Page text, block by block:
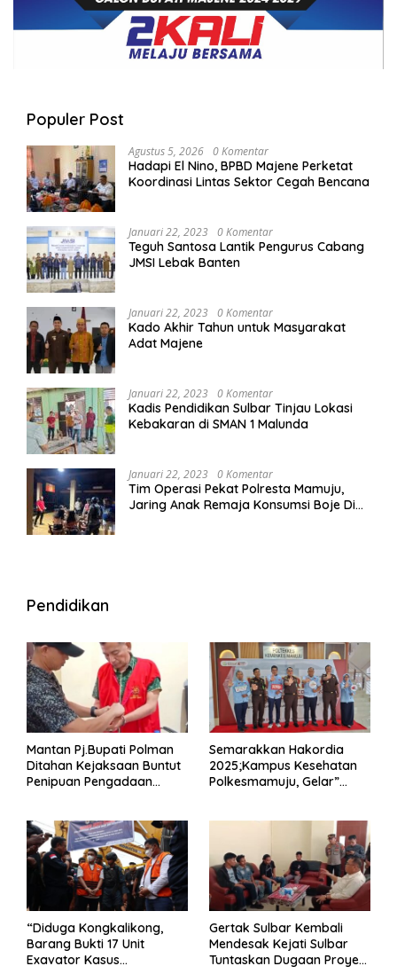
Populer Post
Agustus 5, 2026 0 Komentar
Hadapi El Nino, BPBD Majene Perketat
Koordinasi Lintas Sektor Cegah Bencana
Januari 22, 2023 0 Komentar
Teguh Santosa Lantik Pengurus Cabang
JMSI Lebak Banten
Januari 22, 2023 0 Komentar
Kado Akhir Tahun untuk Masyarakat
Adat Majene
Januari 22, 2023 0 Komentar
Kadis Pendidikan Sulbar Tinjau Lokasi
Kebakaran di SMAN 1 Malunda
Januari 22, 2023 0 Komentar
Tim Operasi Pekat Polresta Mamuju,
Jaring Anak Remaja Konsumsi Boje Di
Pendidikan
Mantan Pj.Bupati Polman
Ditahan Kejaksaan Buntut
Penipuan Pengadaan
Semarakkan Hakordia
2025;Kampus Kesehatan
Polkesmamuju, Gelar”
“Diduga Kongkalikong,
Barang Bukti 17 Unit
Exavator Kasus
Gertak Sulbar Kembali
Mendesak Kejati Sulbar
Tuntaskan Dugaan Proyek